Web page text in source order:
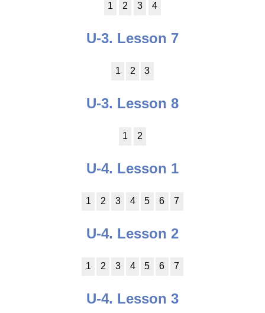
1 2 3 4
U-3. Lesson 7
1 2 3
U-3. Lesson 8
1 2
U-4. Lesson 1
1 2 3 4 5 6 7
U-4. Lesson 2
1 2 3 4 5 6 7
U-4. Lesson 3